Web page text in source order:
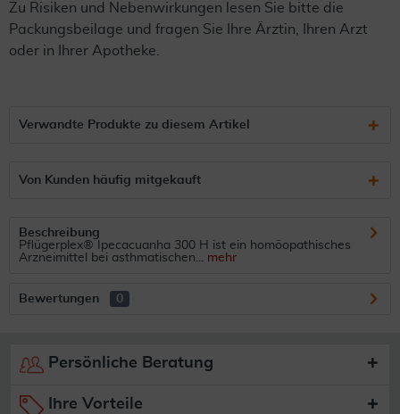
Zu Risiken und Nebenwirkungen lesen Sie bitte die
Packungsbeilage und fragen Sie Ihre Ärztin, Ihren Arzt
oder in Ihrer Apotheke.
Verwandte Produkte zu diesem Artikel
Von Kunden häufig mitgekauft
Beschreibung
Pflügerplex® Ipecacuanha 300 H ist ein homöopathisches
Arzneimittel bei asthmatischen... mehr
Bewertungen 0
Persönliche Beratung
Ihre Vorteile